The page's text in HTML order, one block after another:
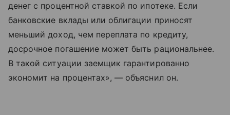
денег с процентной ставкой по ипотеке. Если
банковские вклады или облигации приносят
меньший доход, чем переплата по кредиту,
досрочное погашение может быть рациональнее.
В такой ситуации заемщик гарантированно
экономит на процентах», — объяснил он.